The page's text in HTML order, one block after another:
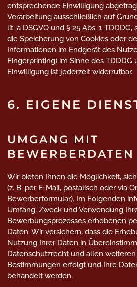
entsprechende Einwilligung
Verarbeitung ausschließlich auf
lit. a DSGVO und § 25 Abs. 1
die Speicherung von Cookies oder
Informationen im Endgerät des
Fingerprinting) im Sinne des TDDDG
Einwilligung ist jederzeit widerrufbar.
6. EIGENE
UMGANG MIT
BEWERBERDATEN
Wir bieten Ihnen die Möglichkeit,
(z. B. per E-Mail, postalisch oder via
Bewerberformular). Im Folgenden
Umfang, Zweck und Verwendung
Bewerbungsprozesses erhobenen
Daten. Wir versichern, dass die
Nutzung Ihrer Daten in
Datenschutzrecht und allen
Bestimmungen erfolgt und Ihre
behandelt werden.